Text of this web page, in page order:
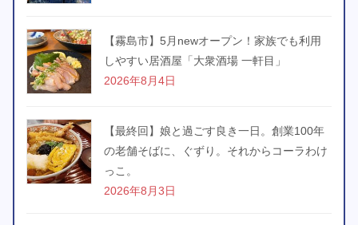
【霧島市】5月newオープン！家族でも利用
しやすい居酒屋「大衆酒場 一軒目」
2026年8月4日
【最終回】娘と過ごす良き一日。創業100年
の老舗そばに、ぐずり。それからコーラわけ
っこ。
2026年8月3日